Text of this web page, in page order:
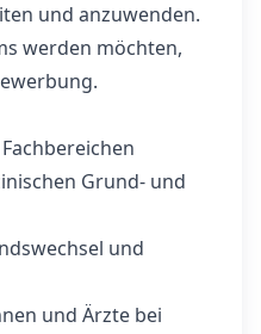
und anzuwenden.
werden möchten,
Grund- und
und
und Ärzte bei